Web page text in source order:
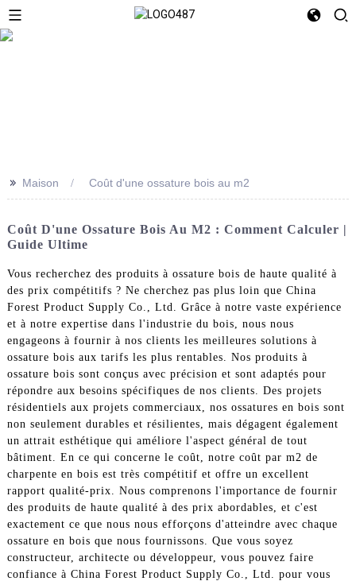
>> Maison Coût d'une ossature bois au m2
Coût D'une Ossature Bois Au M2 : Comment Calculer |
Guide Ultime
Vous recherchez des produits à ossature bois de haute qualité à
des prix compétitifs ? Ne cherchez pas plus loin que China
Forest Product Supply Co., Ltd. Grâce à notre vaste expérience
et à notre expertise dans l'industrie du bois, nous nous
engageons à fournir à nos clients les meilleures solutions à
ossature bois aux tarifs les plus rentables. Nos produits à
ossature bois sont conçus avec précision et sont adaptés pour
répondre aux besoins spécifiques de nos clients. Des projets
résidentiels aux projets commerciaux, nos ossatures en bois sont
non seulement durables et résilientes, mais dégagent également
un attrait esthétique qui améliore l'aspect général de tout
bâtiment. En ce qui concerne le coût, notre coût par m2 de
charpente en bois est très compétitif et offre un excellent
rapport qualité-prix. Nous comprenons l'importance de fournir
des produits de haute qualité à des prix abordables, et c'est
exactement ce que nous nous efforçons d'atteindre avec chaque
ossature en bois que nous fournissons. Que vous soyez
constructeur, architecte ou développeur, vous pouvez faire
confiance à China Forest Product Supply Co., Ltd. pour vous